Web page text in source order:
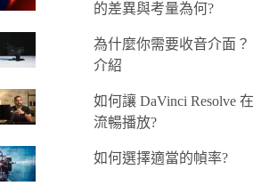
的差異與考量為何?
為什麼你需要收音介面
介紹
如何讓 DaVinci Resolve
流暢播放?
如何選擇適當的幀率?